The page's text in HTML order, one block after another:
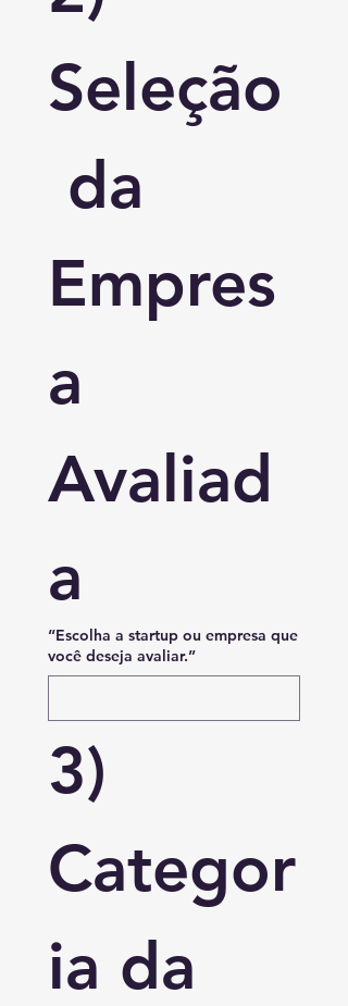
Seleção
da
Empres
a
Avaliad
a
“Escolha a startup ou empresa que
você deseja avaliar.”
3)
Categor
ia da